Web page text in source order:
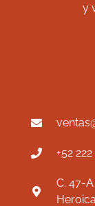
y
+52
C. 47-